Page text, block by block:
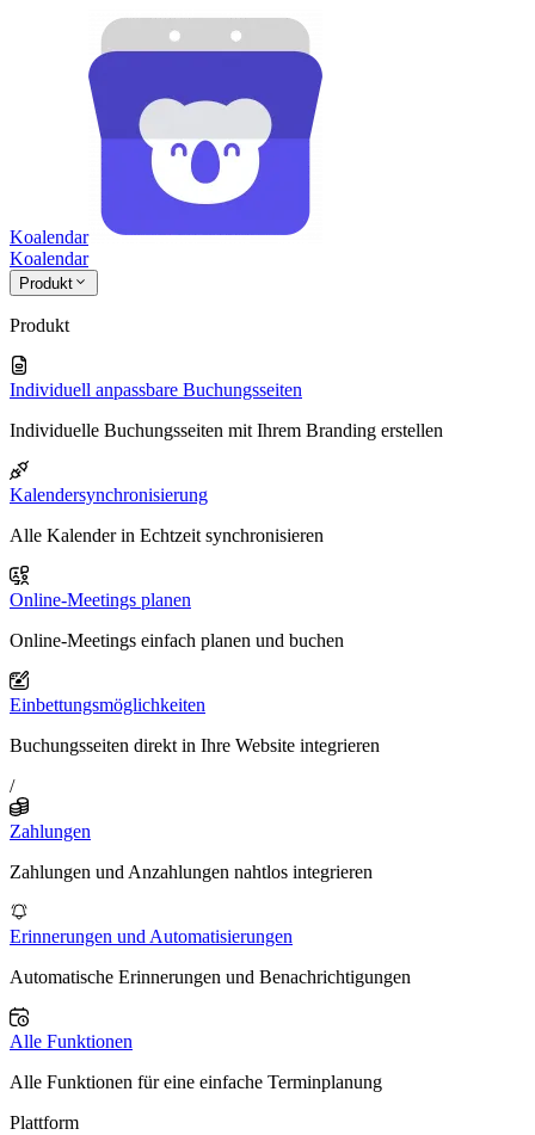
Koalendar
Koalendar
Produkt
Produkt
Individuell anpassbare Buchungsseiten
Individuelle Buchungsseiten mit Ihrem Branding erstellen
Kalendersynchronisierung
Alle Kalender in Echtzeit synchronisieren
Online-Meetings planen
Online-Meetings einfach planen und buchen
Einbettungsmöglichkeiten
Buchungsseiten direkt in Ihre Website integrieren
/
Zahlungen
Zahlungen und Anzahlungen nahtlos integrieren
Erinnerungen und Automatisierungen
Automatische Erinnerungen und Benachrichtigungen
Alle Funktionen
Alle Funktionen für eine einfache Terminplanung
Plattform